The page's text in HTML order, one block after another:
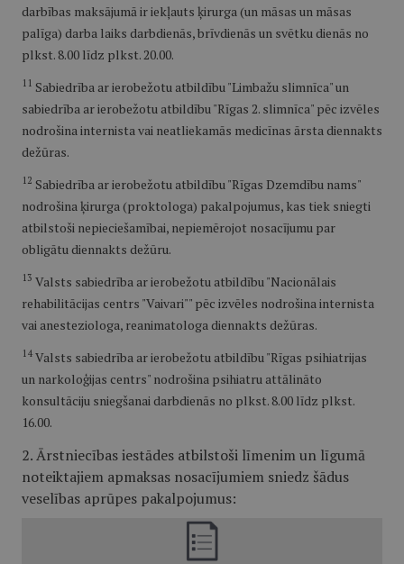
darbības maksājumā ir iekļauts ķirurga (un māsas un māsas
palīga) darba laiks darbdienās, brīvdienās un svētku dienās no
plkst. 8.00 līdz plkst. 20.00.
11 Sabiedrība ar ierobežotu atbildību "Limbažu slimnīca" un
sabiedrība ar ierobežotu atbildību "Rīgas 2. slimnīca" pēc izvēles
nodrošina internista vai neatliekamās medicīnas ārsta diennakts
dežūras.
12 Sabiedrība ar ierobežotu atbildību "Rīgas Dzemdību nams"
nodrošina ķirurga (proktologa) pakalpojumus, kas tiek sniegti
atbilstoši nepieciešamībai, nepiemērojot nosacījumu par
obligātu diennakts dežūru.
13 Valsts sabiedrība ar ierobežotu atbildību "Nacionālais
rehabilitācijas centrs "Vaivari"" pēc izvēles nodrošina internista
vai anesteziologa, reanimatologa diennakts dežūras.
14 Valsts sabiedrība ar ierobežotu atbildību "Rīgas psihiatrijas
un narkoloģijas centrs" nodrošina psihiatru attālināto
konsultāciju sniegšanai darbdienās no plkst. 8.00 līdz plkst.
16.00.
2. Ārstniecības iestādes atbilstoši līmenim un līgumā
noteiktajiem apmaksas nosacījumiem sniedz šādus
veselības aprūpes pakalpojumus: